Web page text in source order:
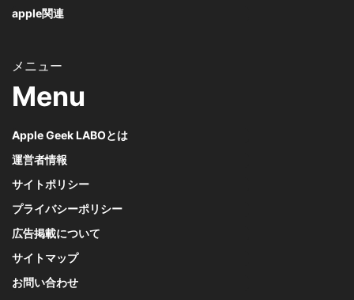
apple関連
Menu
Apple Geek LABOとは
運営者情報
サイトポリシー
プライバシーポリシー
広告掲載について
サイトマップ
お問い合わせ